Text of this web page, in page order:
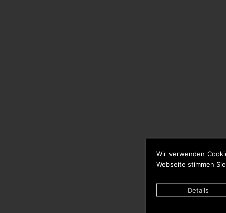
Wir verwenden
Webseite stimmen
Details